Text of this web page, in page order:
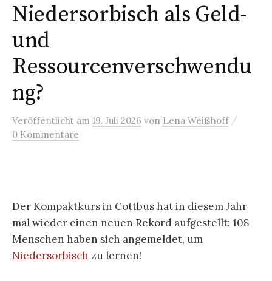
Niedersorbisch als Geld-
und
Ressourcenverschwendu
ng?
Veröffentlicht am 19. Juli 2026 von Lena Weißhoff /
0 Kommentare
Der Kompaktkurs in Cottbus hat in diesem Jahr
mal wieder einen neuen Rekord aufgestellt: 108
Menschen haben sich angemeldet, um
Niedersorbisch zu lernen!